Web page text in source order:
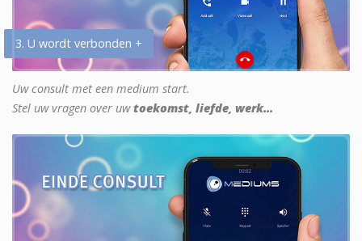
3. U wordt verbonden +
Uw consult met een medium start.
Stel uw vragen over uwtoekomst, liefde, werk...